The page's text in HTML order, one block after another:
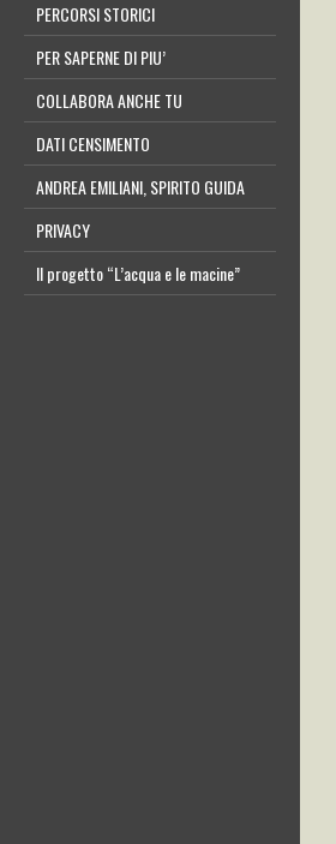
PERCORSI STORICI
PER SAPERNE DI PIU’
COLLABORA ANCHE TU
DATI CENSIMENTO
ANDREA EMILIANI, SPIRITO GUIDA
PRIVACY
Il progetto “L’acqua e le macine”